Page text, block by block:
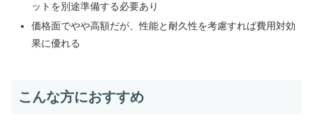
ットを別途準備する必要あり
価格面でやや高額だが、性能と耐久性を考慮すれば費用対効
果に優れる
こんな方におすすめ